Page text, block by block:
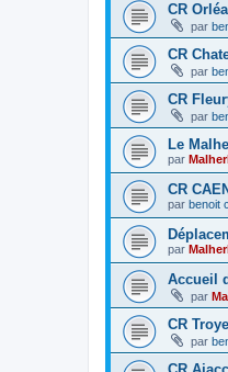
CR
par
CR
par
CR
par
Le
par
CR
par benoit
par
Accueil
par
CR
par